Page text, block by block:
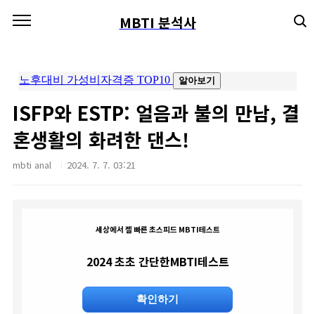
MBTI 분석사
ISFP와 ESTP: 얼음과 불의 만남, 결
혼생활의 화려한 댄스!
mbti anal 2024. 7. 7. 03:21
세상에서 젤 빠른 초스피드 MBTI테스트
2024 초초 간단한MBTI테스트
확인하기